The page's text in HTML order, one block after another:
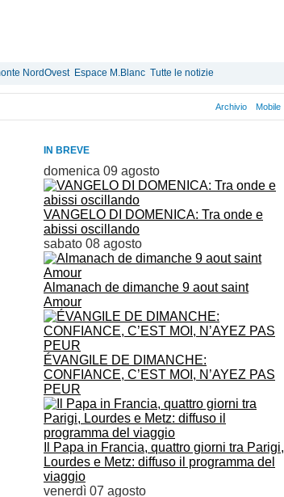
NordOvest Espace M.Blanc Tutte le notizie
Archivio Mobile
IN BREVE
domenica 09 agosto
VANGELO DI DOMENICA: Tra onde e
abissi oscillando
sabato 08 agosto
Almanach de dimanche 9 aout saint
Amour
ÉVANGILE DE DIMANCHE:
CONFIANCE, C’EST MOI, N’AYEZ PAS
PEUR
Il Papa in Francia, quattro giorni tra Parigi,
Lourdes e Metz: diffuso il programma del
viaggio
venerdì 07 agosto